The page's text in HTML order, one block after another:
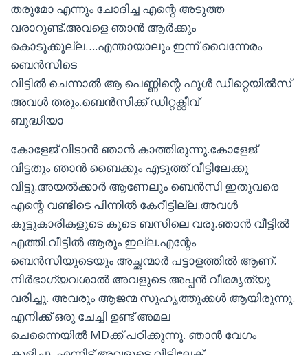
തരുമോ എന്നും ചോദിച്ച എന്റെ അടുത്ത
വരാറുണ്ട്.അവളെ ഞാൻ ആർക്കും
കൊടുക്കൂല്ല….എന്തായാലും ഇന്ന് വൈന്നേരം
ബെൻസിടെ
വീട്ടിൽ ചെന്നാൽ ആ പെണ്ണിന്റെ ഫുൾ ഡീറ്റെയിൽസ്
അവൾ തരും.ബെൻസിക്ക് ഡിറ്റക്റ്റീവ്
ബുദ്ധിയാ
കോളേജ് വിടാൻ ഞാൻ കാത്തിരുന്നു.കോളേജ്
വിട്ടതും ഞാൻ ബൈക്കും എടുത്ത് വീട്ടിലേക്കു
വിട്ടു.അയൽക്കാർ ആണേലും ബെൻസി ഇതുവരെ
എന്റെ വണ്ടിടെ പിന്നിൽ കേറീട്ടില്ല.അവൾ
കൂട്ടുകാരികളുടെ കൂടെ ബസിലെ വരൂ.ഞാൻ വീട്ടിൽ
എത്തി.വീട്ടിൽ ആരും ഇല്ല.എന്റേം
ബെൻസിയുടെയും അച്ഛന്മാർ പട്ടാളത്തിൽ ആണ്.
നിർഭാഗ്യവശാൽ അവളുടെ അപ്പൻ വീരമൃത്യു
വരിച്ചു. അവരും ആജന്മ സുഹൃത്തുക്കൾ ആയിരുന്നു.
എനിക്ക് ഒരു ചേച്ചി ഉണ്ട് അമല
ചെന്നൈയിൽ MDക്ക്‌ പഠിക്കുന്നു. ഞാൻ വേഗം